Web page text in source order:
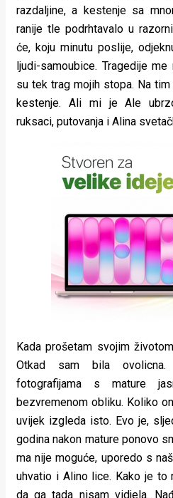
razdaljine, a kestenje sa
ranije tle podrhtavalo u
će, koju minutu poslije,
ljudi-samoubice. Tragedije
su tek trag mojih stopa. Na
kestenje. Ali mi je Ale
ruksaci, putovanja i Alina
Kada prošetam svojim
Otkad sam bila ovolicna.
fotografijama s mature
bezvremenom obliku. Koliko
uvijek izgleda isto. Evo je,
godina nakon mature ponovo
ma nije moguće, uporedo s
uhvatio i Alino lice. Kako je to
da ga tada nisam vidjela.